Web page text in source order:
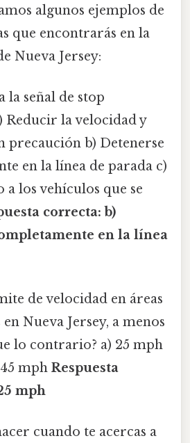
algunos ejemplos de
que encontrarás en la
Nueva Jersey:
la señal de stop
Reducir la velocidad y
precaución b) Detenerse
en la línea de parada c)
a los vehículos que se
correcta: b)
en la línea
de velocidad en áreas
Nueva Jersey, a menos
lo contrario? a) 25 mph
45 mphRespuesta
mph
cuando te acercas a